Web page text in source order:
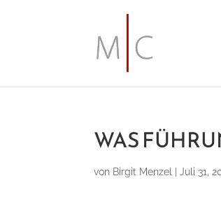
WAS
von Birgit Menzel |Juli 31,